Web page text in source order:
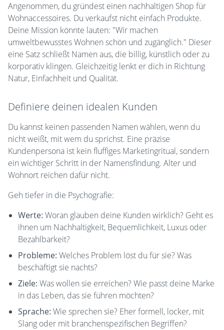
Angenommen, du gründest einen nachhaltigen Shop für
Wohnaccessoires. Du verkaufst nicht einfach Produkte.
Deine Mission könnte lauten: "Wir machen
umweltbewusstes Wohnen schön und zugänglich." Dieser
eine Satz schließt Namen aus, die billig, künstlich oder zu
korporativ klingen. Gleichzeitig lenkt er dich in Richtung
Natur, Einfachheit und Qualität.
Definiere deinen idealen Kunden
Du kannst keinen passenden Namen wählen, wenn du
nicht weißt, mit wem du sprichst. Eine präzise
Kundenpersona ist kein fluffiges Marketingritual, sondern
ein wichtiger Schritt in der Namensfindung. Alter und
Wohnort reichen dafür nicht.
Geh tiefer in die Psychografie:
Werte: Woran glauben deine Kunden wirklich? Geht es
ihnen um Nachhaltigkeit, Bequemlichkeit, Luxus oder
Bezahlbarkeit?
Probleme: Welches Problem löst du für sie? Was
beschäftigt sie nachts?
Ziele: Was wollen sie erreichen? Wie passt deine Marke
in das Leben, das sie führen möchten?
Sprache: Wie sprechen sie? Eher formell, locker, mit
Slang oder mit branchenspezifischen Begriffen?